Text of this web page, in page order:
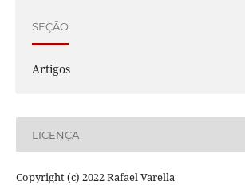
SEÇÃO
Artigos
LICENÇA
Copyright (c) 2022 Rafael Varella